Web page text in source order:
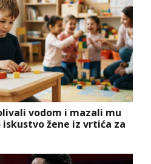
vodom i mazali mu
žene iz vrtića za